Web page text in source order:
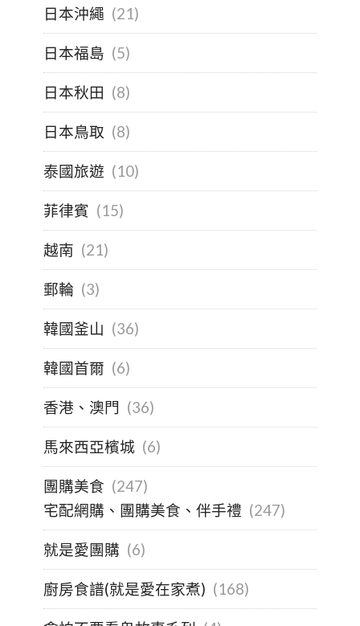
日本沖繩 (21)
日本福島 (5)
日本秋田 (8)
日本鳥取 (8)
泰國旅遊 (10)
菲律賓 (15)
越南 (21)
郵輪 (3)
韓國釜山 (36)
韓國首爾 (6)
香港、澳門 (36)
馬來西亞檳城 (6)
團購美食 (247)
宅配網購、團購美食、伴手禮 (247)
就是愛團購 (6)
廚房食譜(就是愛在家煮) (168)